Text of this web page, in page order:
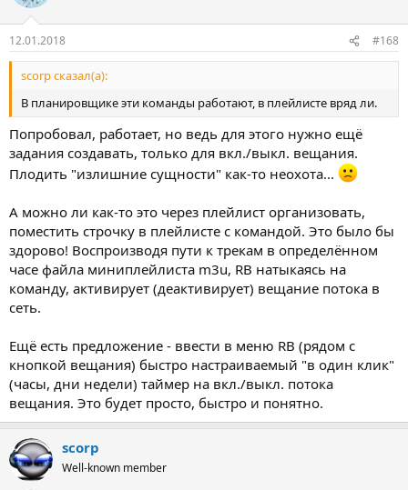
12.01.2018 #168
scorp сказал(а):
В планировщике эти команды работают, в плейлисте вряд ли.
Попробовал, работает, но ведь для этого нужно ещё
задания создавать, только для вкл./выкл. вещания.
Плодить "излишние сущности" как-то неохота...
А можно ли как-то это через плейлист организовать,
поместить строчку в плейлисте с командой. Это было бы
здорово! Воспроизводя пути к трекам в определённом
часе файла миниплейлиста m3u, RB натыкаясь на
команду, активирует (деактивирует) вещание потока в
сеть.
Ещё есть предложение - ввести в меню RB (рядом с
кнопкой вещания) быстро настраиваемый "в один клик"
(часы, дни недели) таймер на вкл./выкл. потока
вещания. Это будет просто, быстро и понятно.
scorp
Well-known member